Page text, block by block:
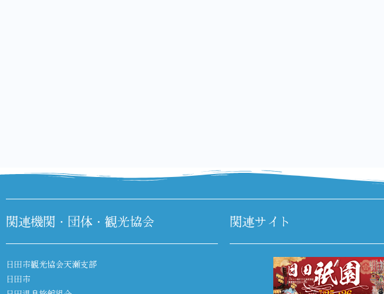
関連機関・団体・観光協会
日田市観光協会天瀬支部
日田市
関連サイト